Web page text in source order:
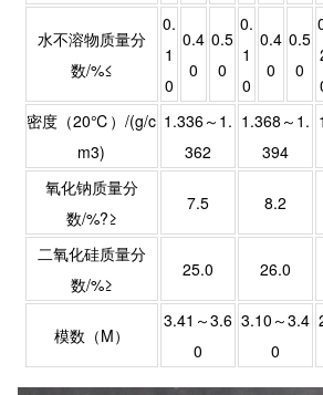
水不溶物质量分
数/%≤
0.
1
0
0.4
0
0.5
0
0.
1
0
0.4
0
0.5
0
密度（20℃）/(g/c
m3)
1.336～1.
362
1.368～1.
394
氧化钠质量分
数/%?≥
7.5 8.2
二氧化硅质量分
数/%≥
25.0 26.0
模数（M）
3.41～3.6
0
3.10～3.4
0